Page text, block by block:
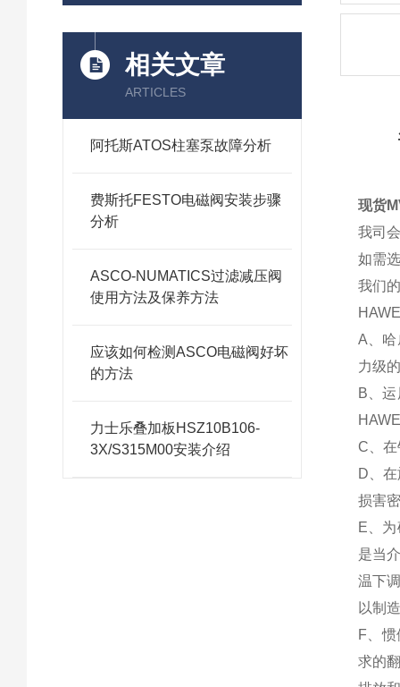
相关文章
ARTICLES
阿托斯ATOS柱塞泵故障分析
费斯托FESTO电磁阀安装步骤
分析
ASCO-NUMATICS过滤减压阀
使用方法及保养方法
应该如何检测ASCO电磁阀好坏
的方法
力士乐叠加板HSZ10B106-
3X/S315M00安装介绍
现货
我司
如需
我们
A、哈
力级
B、
C、
D、
损害
E、
是当
温下
以制
F、
求的